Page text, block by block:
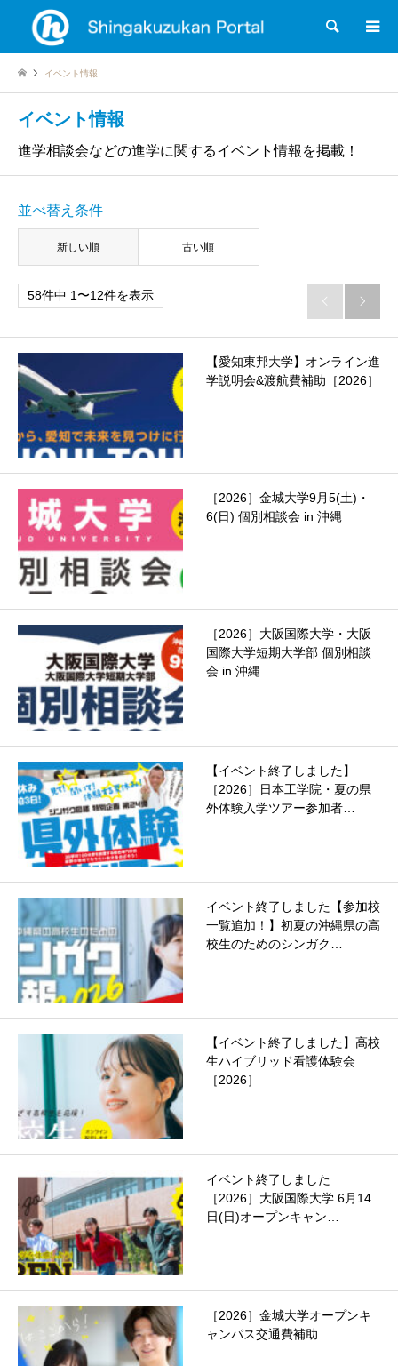
検索
イベント情報
イベント情報
進学相談会などの進学に関するイベント情報を掲載！
並べ替え条件
新しい順 古い順
58件中 1〜12件を表示  
【愛知東邦大学】オンライン進
学説明会&渡航費補助［2026］
［2026］金城大学9月5(土)・
6(日) 個別相談会 in 沖縄
［2026］大阪国際大学・大阪
国際大学短期大学部 個別相談
会 in 沖縄
【イベント終了しました】
［2026］日本工学院・夏の県
外体験入学ツアー参加者…
イベント終了しました【参加校
一覧追加！】初夏の沖縄県の高
校生のためのシンガク…
【イベント終了しました】高校
生ハイブリッド看護体験会
［2026］
イベント終了しました
［2026］大阪国際大学 6月14
日(日)オープンキャン…
［2026］金城大学オープンキ
ャンパス交通費補助